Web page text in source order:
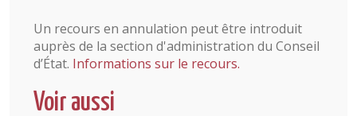
Un recours en annulation peut être introduit
auprès de la section d'administration du Conseil
d’État. Informations sur le recours.
Voir aussi